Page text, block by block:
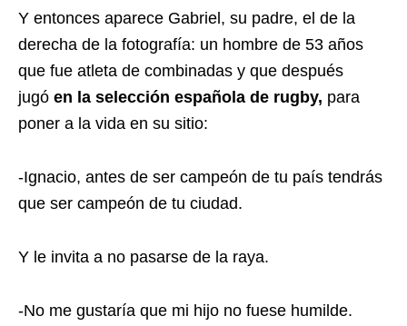
Y entonces aparece Gabriel, su padre, el de la
derecha de la fotografía: un hombre de 53 años
que fue atleta de combinadas y que después
jugó en la selección española de rugby, para
poner a la vida en su sitio:
-Ignacio, antes de ser campeón de tu país tendrás
que ser campeón de tu ciudad.
Y le invita a no pasarse de la raya.
-No me gustaría que mi hijo no fuese humilde.